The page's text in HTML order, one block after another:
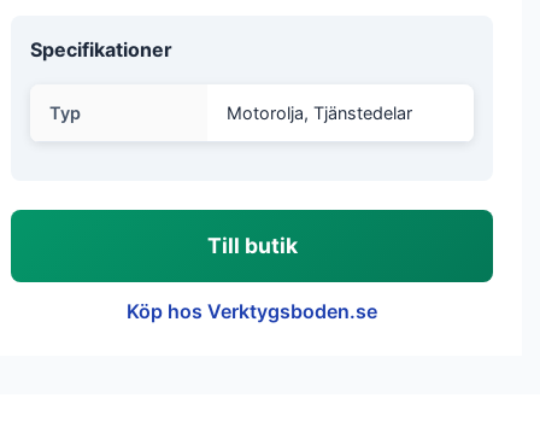
Specifikationer
Typ Motorolja, Tjänstedelar
Till butik
Köp hos Verktygsboden.se